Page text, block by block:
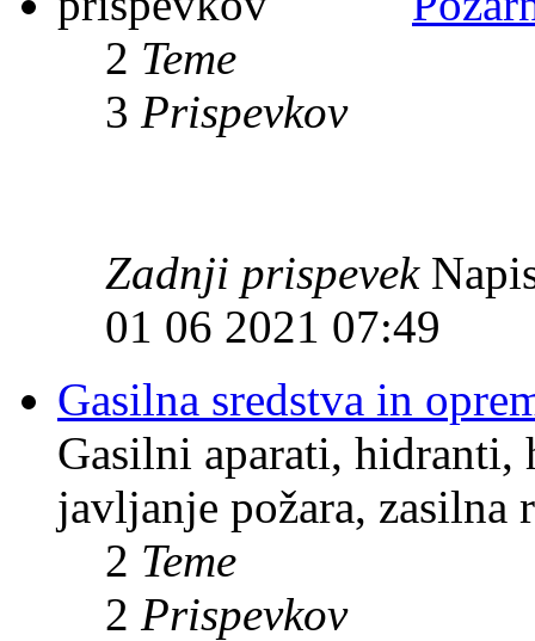
2 Teme
3 Prispevkov
Zadnji prispevek
01 06 2021 07:49
Gasilna sredstva in
Gasilni aparati, hidranti,
javljanje požara, zasilna
2 Teme
2 Prispevkov